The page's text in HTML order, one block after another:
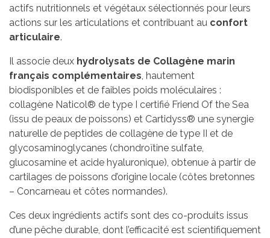
actifs nutritionnels et végétaux sélectionnés pour leurs
actions sur les articulations et contribuant au confort
articulaire.
Il associe deux hydrolysats de Collagène marin
français complémentaires, hautement
biodisponibles et de faibles poids moléculaires :
collagène Naticol® de type I certifié Friend Of the Sea
(issu de peaux de poissons) et Cartidyss® une synergie
naturelle de peptides de collagène de type II et de
glycosaminoglycanes (chondroïtine sulfate,
glucosamine et acide hyaluronique), obtenue à partir de
cartilages de poissons d’origine locale (côtes bretonnes
– Concarneau et côtes normandes).
Ces deux ingrédients actifs sont des co-produits issus
d’une pêche durable, dont l’efficacité est scientifiquement